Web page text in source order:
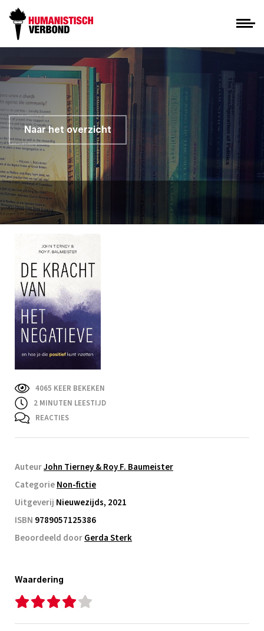
Naar het overzicht
4065 KEER BEKEKEN
2 MINUTEN LEESTIJD
REACTIES
AuteurJohn Tierney & Roy F. Baumeister
CategorieNon-fictie
Uitgeverij Nieuwezijds, 2021
ISBN 9789057125386
Beoordeeld doorGerda Sterk
Waardering